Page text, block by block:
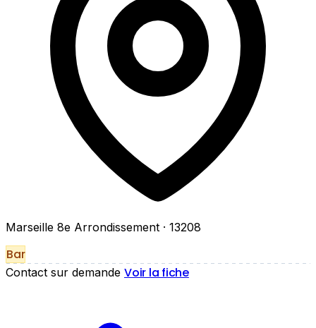
Marseille 8e Arrondissement · 13208
Bar
Contact sur demande Voir la fiche